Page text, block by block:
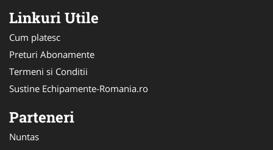
Linkuri Utile
Cum platesc
Preturi Abonamente
Termeni si Conditii
Sustine Echipamente-Romania.ro
Parteneri
Nuntas